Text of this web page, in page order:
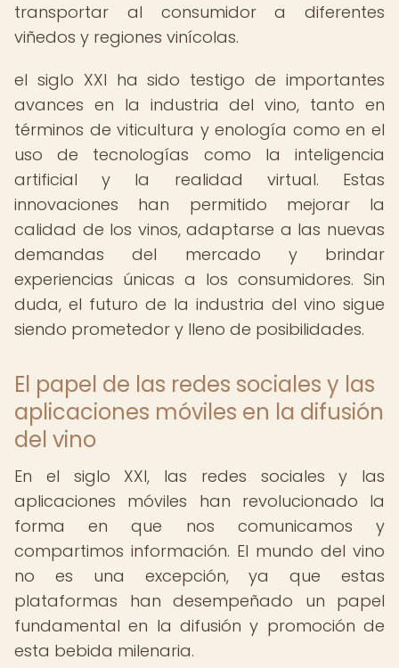
transportar al consumidor a diferentes
viñedos y regiones vinícolas.
el siglo XXI ha sido testigo de importantes
avances en la industria del vino, tanto en
términos de viticultura y enología como en el
uso de tecnologías como la inteligencia
artificial y la realidad virtual. Estas
innovaciones han permitido mejorar la
calidad de los vinos, adaptarse a las nuevas
demandas del mercado y brindar
experiencias únicas a los consumidores. Sin
duda, el futuro de la industria del vino sigue
siendo prometedor y lleno de posibilidades.
El papel de las redes sociales y las
aplicaciones móviles en la difusión
del vino
En el siglo XXI, las redes sociales y las
aplicaciones móviles han revolucionado la
forma en que nos comunicamos y
compartimos información. El mundo del vino
no es una excepción, ya que estas
plataformas han desempeñado un papel
fundamental en la difusión y promoción de
esta bebida milenaria.